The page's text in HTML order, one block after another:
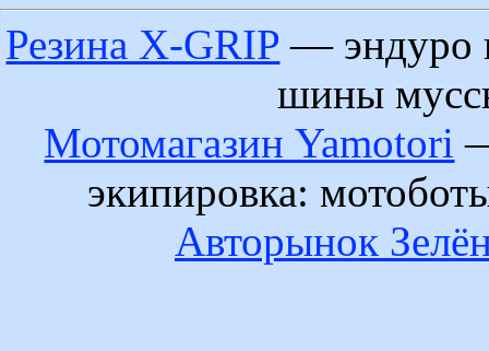
Резина X-GRIP — эндуро
шины
Мотомагазин Yamotori
экипировка:
Авторынок